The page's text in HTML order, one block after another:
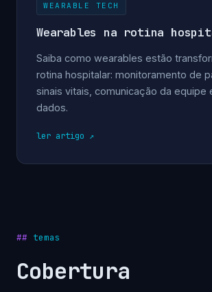
WEARABLE TECH
Wearables na rotina
Saiba como wearables estão
rotina hospitalar: monitoramento de
sinais vitais, comunicação da equipe
dados.
ler artigo
temas
Cobertura